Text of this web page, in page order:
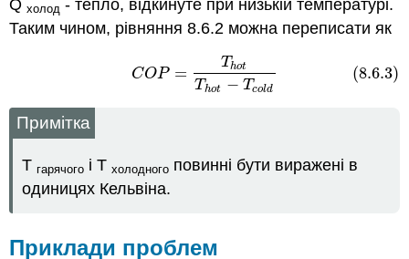
Qхолод - тепло, відкинуте при низькій температурі.
Таким чином, рівняння 8.6.2 можна переписати як
COP =
Thot
Thot − Tcold
(8.6.3)
(8.6.3)CO otTho
Примітка
Т гарячого і Тхолодного повинні бути виражені в
одиницях Кельвіна.
Приклади проблем